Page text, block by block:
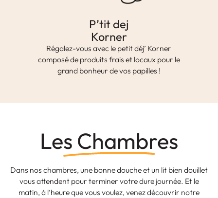
P’tit dej
Korner
Régalez-vous avec le petit déj’ Korner
composé de produits frais et locaux pour le
grand bonheur de vos papilles !
Les Chambres
Dans nos chambres, une bonne douche et un lit bien douillet
vous attendent pour terminer votre dure journée. Et le
matin, à l’heure que vous voulez, venez découvrir notre